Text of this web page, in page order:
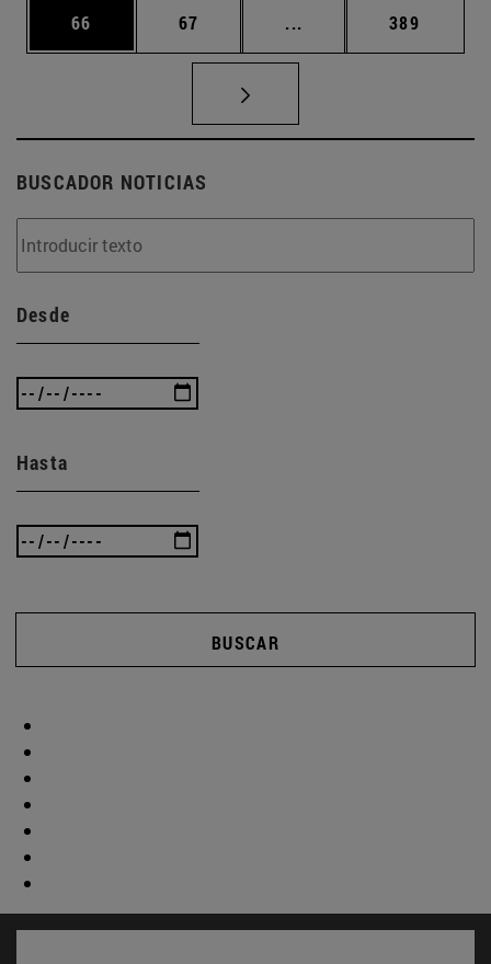
Página
66 Página
67 ... Páginas intermedias
Página
389
BUSCADOR NOTICIAS
Desde
Hasta
BUSCAR